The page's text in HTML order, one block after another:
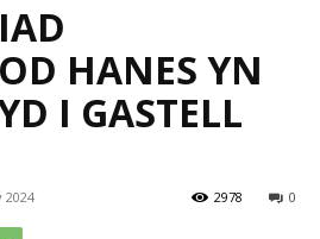
HANES YN
I GASTELL
2024 0
2978